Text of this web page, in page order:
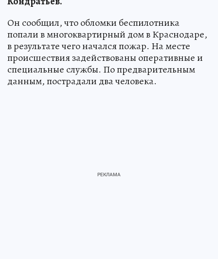
Он сообщил, что обломки беспилотника
попали в многоквартирный дом в Краснодаре,
в результате чего начался пожар. На месте
происшествия задействованы оперативные и
специальные службы. По предварительным
данным, пострадали два человека.